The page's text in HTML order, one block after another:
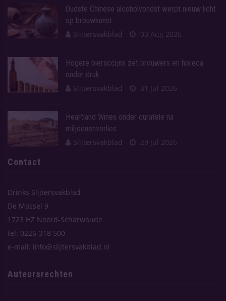
Oudste Chinese alcoholvondst werpt nieuw licht
op brouwkunst
Slijtersvakblad
03 Aug 2026
Hogere bieraccijns zet brouwers en horeca
onder druk
Slijtersvakblad
31 Jul 2026
Heartland Wines onder curatele na
miljoenenverlies
Slijtersvakblad
29 Jul 2026
Contact
Drinks Slijtersvakblad
De Mossel 9
1723 HZ Noord-Scharwoude
tel: 0226-318 500
e-mail: info@slijtersvakblad.nl
Auteursrechten